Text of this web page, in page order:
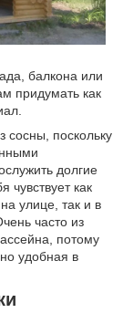
балкона или
придумать как
сосны, поскольку
долгие
чувствует как
улице, так и в
часто из
потому
удобная в